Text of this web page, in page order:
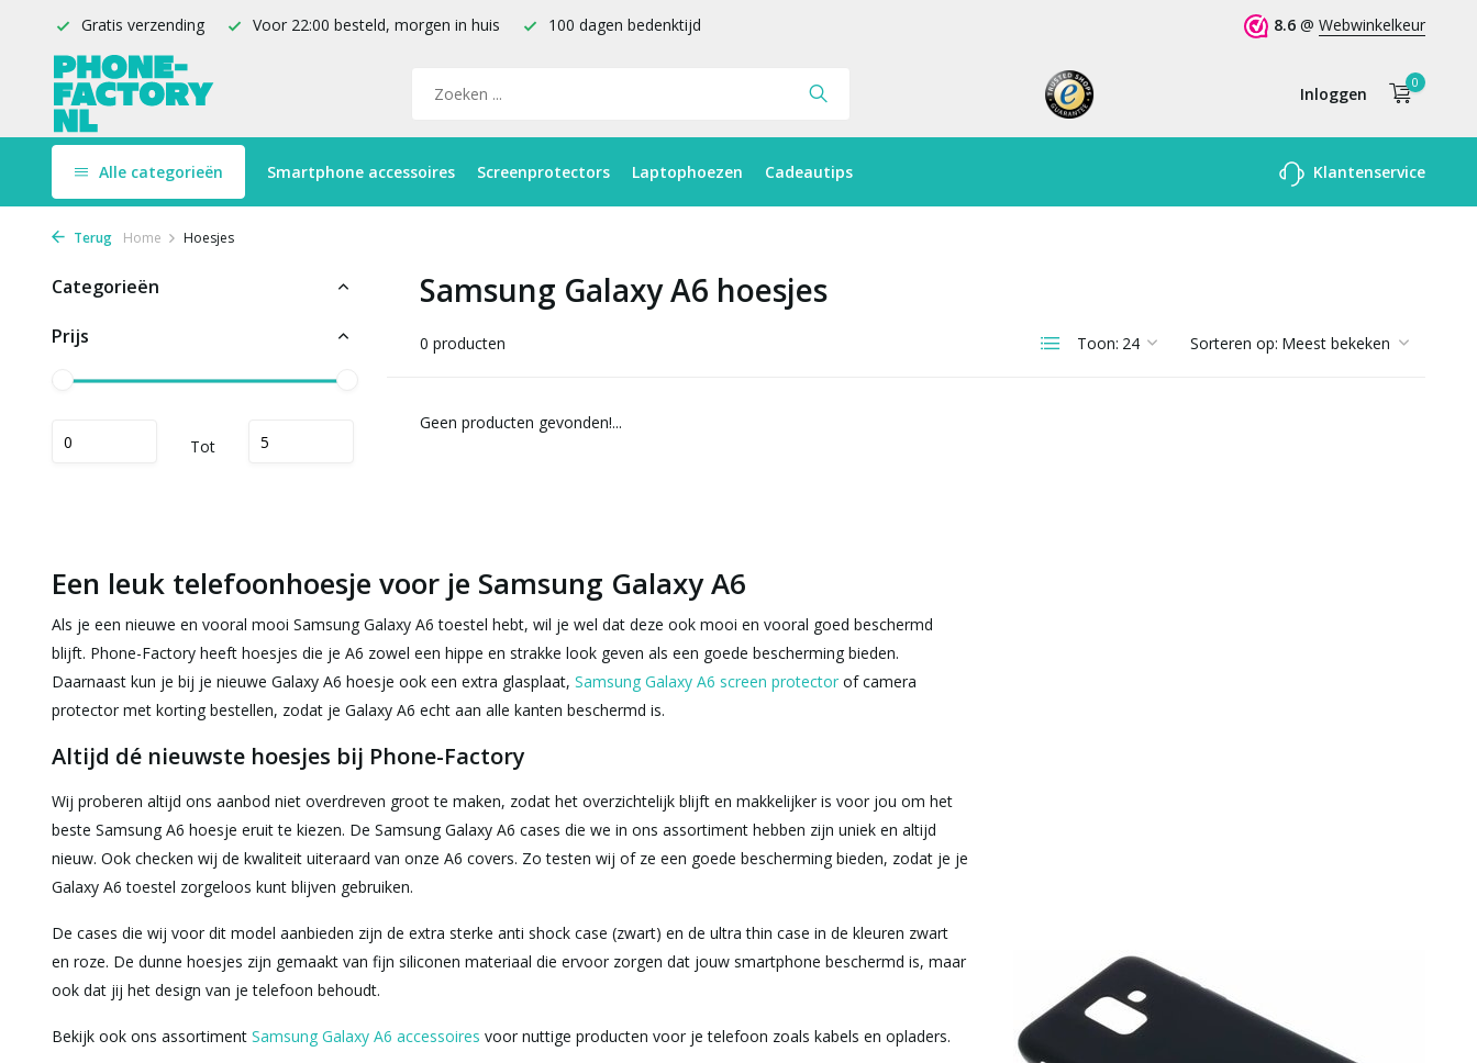
Gratis verzending Voor 22:00 besteld, morgen in huis 100 dagen bedenktijd 8.6 @ Webwinkelkeur
Inloggen
Account
0
Alle categorieën Smartphone accessoires Screenprotectors Laptophoezen Cadeautips Klantenservice
Terug Home Hoesjes
Categorieën
Prijs
Tot
Samsung Galaxy A6 hoesjes
0 producten Toon: Sorteren op:
Geen producten gevonden!...
Een leuk telefoonhoesje voor je Samsung Galaxy A6
Als je een nieuwe en vooral mooi Samsung Galaxy A6 toestel hebt, wil je wel dat deze ook mooi en vooral goed beschermd
blijft. Phone-Factory heeft hoesjes die je A6 zowel een hippe en strakke look geven als een goede bescherming bieden.
Daarnaast kun je bij je nieuwe Galaxy A6 hoesje ook een extra glasplaat, Samsung Galaxy A6 screen protector of camera
protector met korting bestellen, zodat je Galaxy A6 echt aan alle kanten beschermd is.
Altijd dé nieuwste hoesjes bij Phone-Factory
Wij proberen altijd ons aanbod niet overdreven groot te maken, zodat het overzichtelijk blijft en makkelijker is voor jou om het
beste Samsung A6 hoesje eruit te kiezen. De Samsung Galaxy A6 cases die we in ons assortiment hebben zijn uniek en altijd
nieuw. Ook checken wij de kwaliteit uiteraard van onze A6 covers. Zo testen wij of ze een goede bescherming bieden, zodat je je
Galaxy A6 toestel zorgeloos kunt blijven gebruiken.
De cases die wij voor dit model aanbieden zijn de extra sterke anti shock case (zwart) en de ultra thin case in de kleuren zwart
en roze. De dunne hoesjes zijn gemaakt van fijn siliconen materiaal die ervoor zorgen dat jouw smartphone beschermd is, maar
ook dat jij het design van je telefoon behoudt.
Bekijk ook ons assortiment Samsung Galaxy A6 accessoires voor nuttige producten voor je telefoon zoals kabels en opladers.